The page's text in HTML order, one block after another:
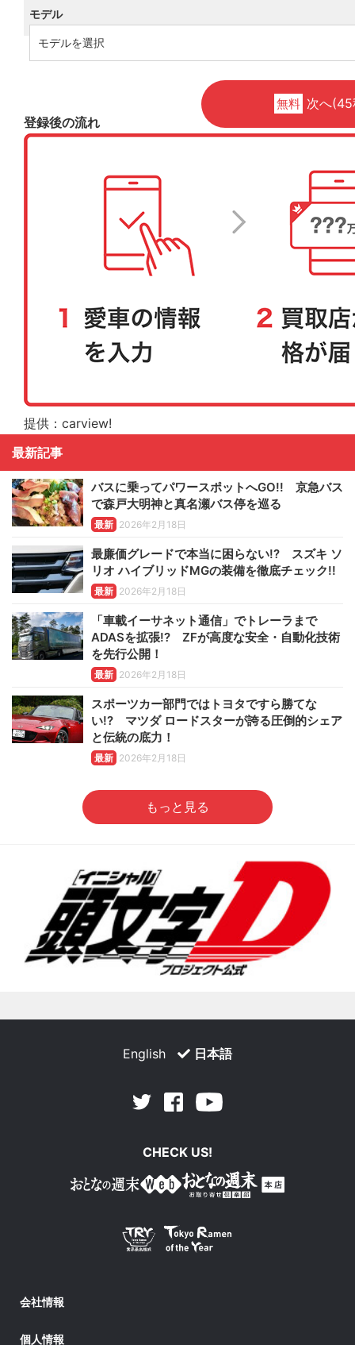
モデル
無料 次へ
登録後の流れ
提供：carview!
最新記事
バスに乗ってパワースポットへGO!! 京急バス
で森戸大明神と真名瀬バス停を巡る
最新 2026年2月18日
最廉価グレードで本当に困らない!? スズキ ソ
リオ ハイブリッドMGの装備を徹底チェック!!
最新 2026年2月18日
「車載イーサネット通信」でトレーラまで
ADASを拡張!? ZFが高度な安全・自動化技術
を先行公開！
最新 2026年2月18日
スポーツカー部門ではトヨタですら勝てな
い!? マツダ ロードスターが誇る圧倒的シェア
と伝統の底力！
最新 2026年2月18日
もっと見る
English 日本語
Twitter Facebook
CHECK US!
会社情報
個人情報